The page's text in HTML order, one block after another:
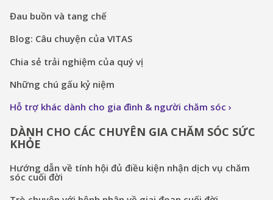
Đau buồn và tang chế
Blog: Câu chuyện của VITAS
Chia sẻ trải nghiệm của quý vị
Những chú gấu kỷ niệm
Hỗ trợ khác dành cho gia đình & người chăm sóc
DÀNH CHO CÁC CHUYÊN GIA CHĂM SÓC SỨC
KHỎE
Hướng dẫn về tính hội đủ điều kiện nhận dịch vụ chăm
sóc cuối đời